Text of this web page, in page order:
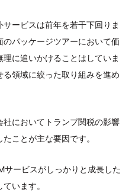
ービスは前年を若干下回りま
パッケージツアーにおいて価
に追いかけることはしていま
領域に絞った取り組みを進め
においてトランプ関税の影響
ことが主な要因です。
サービスがしっかりと成長した
います。